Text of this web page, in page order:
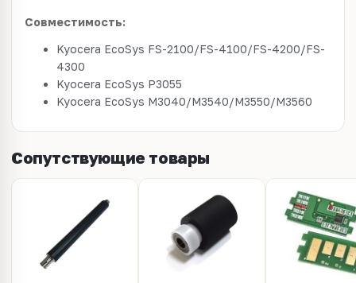
Совместимость:
Kyocera EcoSys FS-2100/FS-4100/FS-4200/FS-
4300
Kyocera EcoSys P3055
Kyocera EcoSys M3040/M3540/M3550/M3560
Сопутствующие товары